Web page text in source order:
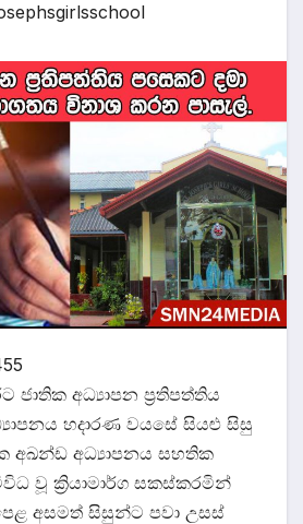
ජාතික අධ්‍යාපන ප්‍රතිපත්තිය
හදාරණ වයසේ සියළු සිසු
අඛන්ඩ අධ්‍යාපනය සහතික
වූ ක්‍රියාමාර්ග සකස්කරමින්
අසමත් සිසුන්ට පවා උසස්